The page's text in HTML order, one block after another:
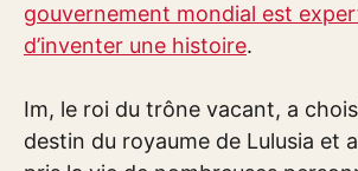
gouvernement mondial est
d’inventer une histoire.
Im, le roi du trône vacant, a
destin du royaume de Lulusia et